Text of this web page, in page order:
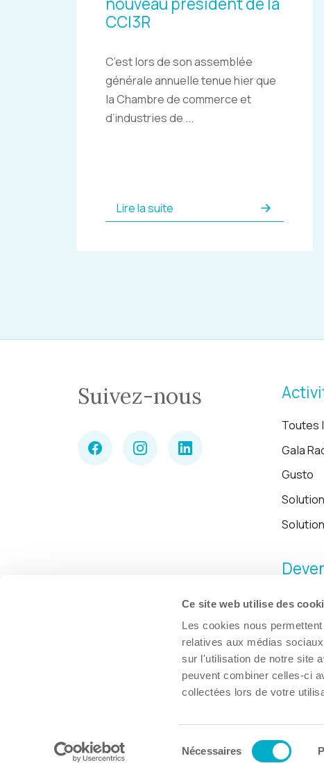
Ce site web utilise des
Les cookies nous
relatives aux médias
sur l'utilisation de notre site
peuvent combiner celles-ci
collectées lors de votre
Nécessaires
CCI3R
C’est lors de son assemblée
générale annuelle tenue hier que
la Chambre de commerce et
d’industries de ...
Lire la suite
Suivez-nous
Toutes
Gala
Gusto
© Chambre de commerce et d'industries de Trois-Rivières, 2026.